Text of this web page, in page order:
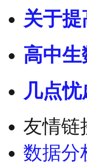
关于
高中
几点
友情链
数据分